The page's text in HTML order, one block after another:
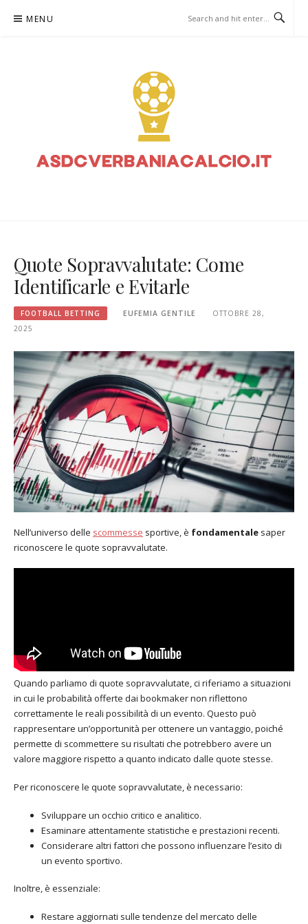
MENU
Quote Sopravvalutate: Come
Identificarle e Evitarle
FOOTBALL BETTING EUFEMIA GENTILE
OTTOBRE 28,
2025
Nell’universo delle scommesse sportive, è fondamentale saper
riconoscere le quote sopravvalutate.
Quando parliamo di quote sopravvalutate, ci riferiamo a situazioni
in cui le probabilità offerte dai bookmaker non riflettono
correttamente le reali possibilità di un evento. Questo può
rappresentare un’opportunità per ottenere un vantaggio, poiché
permette di scommettere su risultati che potrebbero avere un
valore maggiore rispetto a quanto indicato dalle quote stesse.
Per riconoscere le quote sopravvalutate, è necessario:
Sviluppare un occhio critico e analitico.
Esaminare attentamente statistiche e prestazioni recenti.
Considerare altri fattori che possono influenzare l’esito di
un evento sportivo.
Inoltre, è essenziale:
Restare aggiornati sulle tendenze del mercato delle